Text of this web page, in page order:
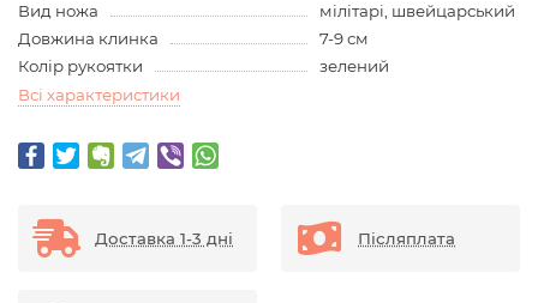
Вид ножа
мілітарі, швейцарський
Довжина клинка
7-9 см
Колір рукоятки
зелений
Всі характеристики
Доставка 1-3 дні Післяплата